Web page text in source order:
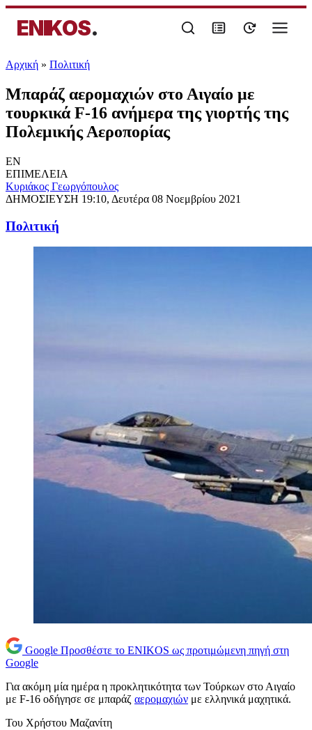
ENIKOS.
Αρχική » Πολιτική
Μπαράζ αερομαχιών στο Αιγαίο με
τουρκικά F-16 ανήμερα της γιορτής της
Πολεμικής Αεροπορίας
EN
ΕΠΙΜΕΛΕΙΑ
Κυριάκος Γεωργόπουλος
ΔΗΜΟΣΙΕΥΣΗ 19:10, Δευτέρα 08 Νοεμβρίου 2021
Πολιτική
Google Προσθέστε το ENIKOS ως προτιμώμενη πηγή στη
Google
Για ακόμη μία ημέρα η προκλητικότητα των Τούρκων στο Αιγαίο
με F-16 οδήγησε σε μπαράζ αερομαχιών με ελληνικά μαχητικά.
Του Χρήστου Μαζανίτη